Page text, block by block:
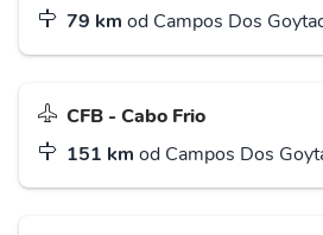
79 km od Campos Dos
CFB - Cabo Frio
151 km od Campos Dos